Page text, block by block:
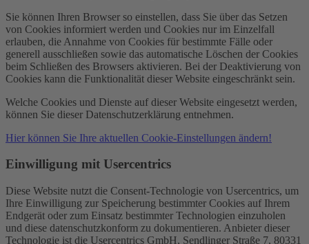
Sie können Ihren Browser so einstellen, dass Sie über das Setzen
von Cookies informiert werden und Cookies nur im Einzelfall
erlauben, die Annahme von Cookies für bestimmte Fälle oder
generell ausschließen sowie das automatische Löschen der Cookies
beim Schließen des Browsers aktivieren. Bei der Deaktivierung von
Cookies kann die Funktionalität dieser Website eingeschränkt sein.
Welche Cookies und Dienste auf dieser Website eingesetzt werden,
können Sie dieser Datenschutzerklärung entnehmen.
Hier können Sie Ihre aktuellen Cookie-Einstellungen ändern!
Einwilligung mit Usercentrics
Diese Website nutzt die Consent-Technologie von Usercentrics, um
Ihre Einwilligung zur Speicherung bestimmter Cookies auf Ihrem
Endgerät oder zum Einsatz bestimmter Technologien einzuholen
und diese datenschutzkonform zu dokumentieren. Anbieter dieser
Technologie ist die Usercentrics GmbH, Sendlinger Straße 7, 80331